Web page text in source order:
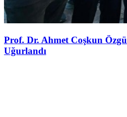
Prof. Dr. Ahmet Coşkun
Uğurlandı